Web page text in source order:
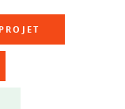
PROJET